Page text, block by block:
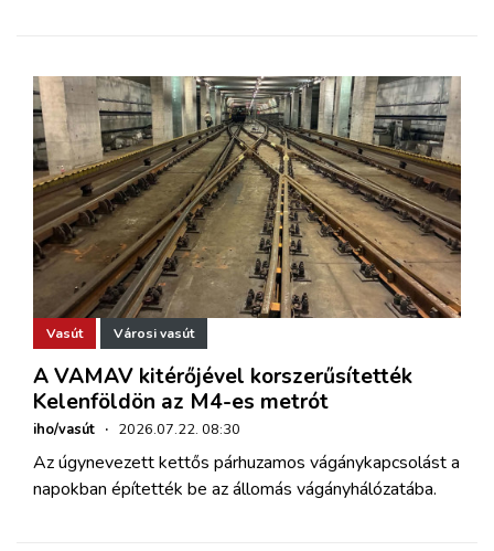
Vasút Városi vasút
A VAMAV kitérőjével korszerűsítették
Kelenföldön az M4-es metrót
iho/vasút · 2026.07.22. 08:30
Az úgynevezett kettős párhuzamos vágánykapcsolást a
napokban építették be az állomás vágányhálózatába.